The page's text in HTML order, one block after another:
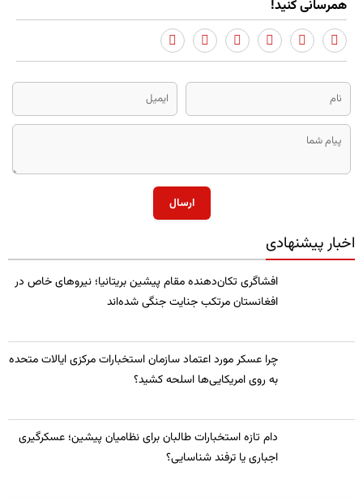
همرسانی کنید!
ارسال
اخبار پیشنهادی
​افشاگری تکان‌دهنده مقام پیشین بریتانیا؛ نیروهای خاص در
افغانستان مرتکب جنایت جنگی شده‌اند
چرا عسکر مورد اعتماد سازمان استخبارات مرکزی ایالات متحده
به روی امریکایی‌ها اسلحه کشید؟
​دام تازه استخبارات طالبان برای نظامیان پیشین؛ عسکرگیری
اجباری یا ترفند شناسایی؟